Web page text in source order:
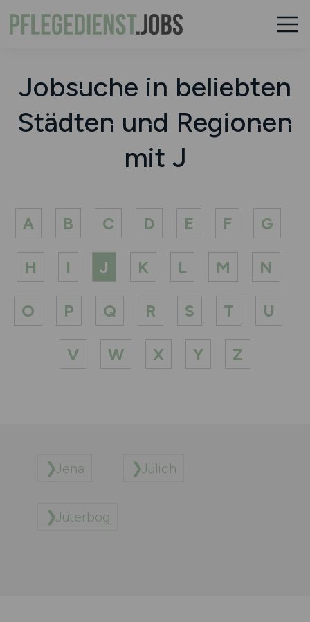
Jobsuche in beliebten
Städten und Regionen
mit J
A B C D E F G
H I J K L M N
O P Q R S T U
V W X Y Z
Jena Jülich
Jüterbog